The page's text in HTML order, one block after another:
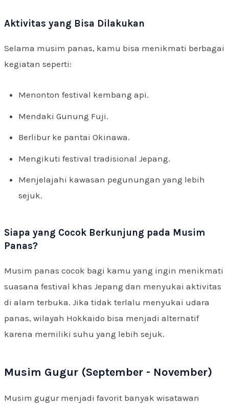
Aktivitas yang Bisa Dilakukan
Selama musim panas, kamu bisa menikmati berbagai
kegiatan seperti:
Menonton festival kembang api.
Mendaki Gunung Fuji.
Berlibur ke pantai Okinawa.
Mengikuti festival tradisional Jepang.
Menjelajahi kawasan pegunungan yang lebih
sejuk.
Siapa yang Cocok Berkunjung pada Musim
Panas?
Musim panas cocok bagi kamu yang ingin menikmati
suasana festival khas Jepang dan menyukai aktivitas
di alam terbuka. Jika tidak terlalu menyukai udara
panas, wilayah Hokkaido bisa menjadi alternatif
karena memiliki suhu yang lebih sejuk.
Musim Gugur (September - November)
Musim gugur menjadi favorit banyak wisatawan